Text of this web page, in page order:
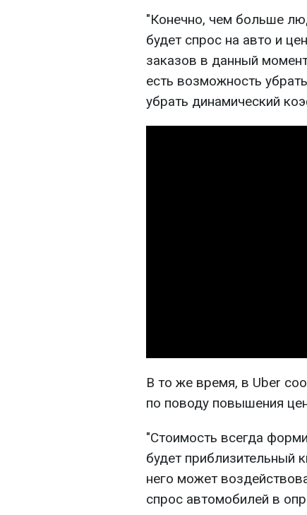
"Конечно, чем больше
будет спрос на авто и
заказов в данный
есть возможность
убрать динамический
В то же время, в Uber
по поводу повышения
"Стоимость всегда
будет приблизительный
него может
спрос автомобилей в